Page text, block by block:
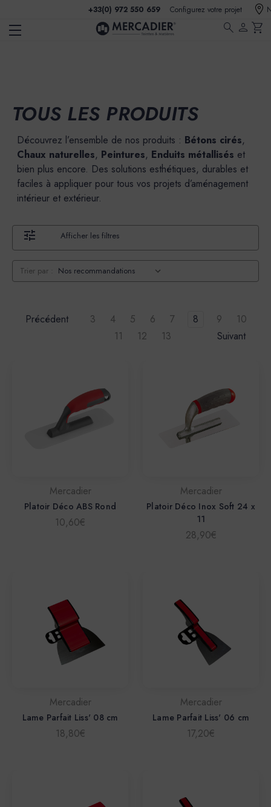
+33(0) 972 550 659 Configurez votre projet
search person shopping_cart
TOUS LES PRODUITS
Découvrez l’ensemble de nos produits : Bétons cirés,
Chaux naturelles, Peintures, Enduits métallisés et
bien plus encore. Des solutions esthétiques, durables et
faciles à appliquer pour tous vos projets d’aménagement
intérieur et extérieur.
Afficher les filtres
Trier par :
Précédent 3 4 5 6 7 8 9
10
11
12 13 Suivant
Mercadier
Platoir Déco ABS Rond
10,60€
Mercadier
Platoir Déco Inox Soft 24 x
11
28,90€
Mercadier
Lame Parfait Liss' 08 cm
18,80€
Mercadier
Lame Parfait Liss' 06 cm
17,20€